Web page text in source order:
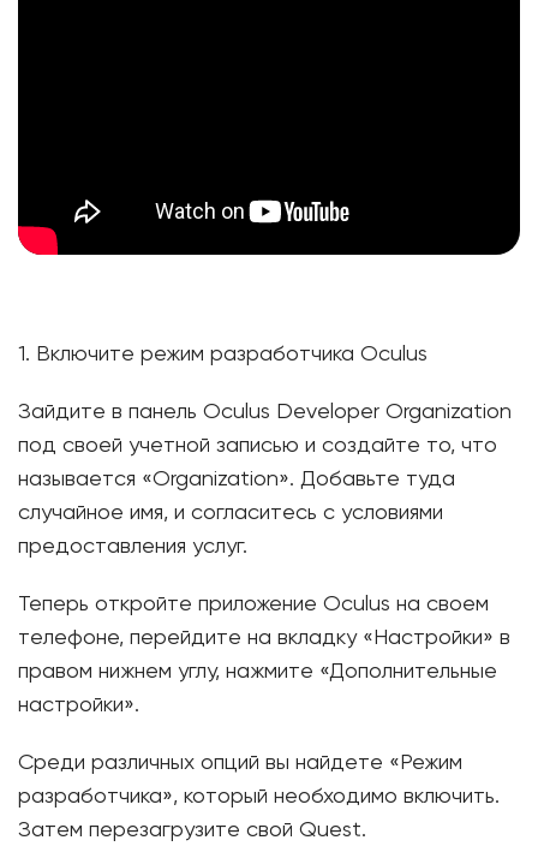
1. Включите режим разработчика Oculus
Зайдите в панель Oculus Developer Organization
под своей учетной записью и создайте то, что
называется «Organization». Добавьте туда
случайное имя, и согласитесь с условиями
предоставления услуг.
Теперь откройте приложение Oculus на своем
телефоне, перейдите на вкладку «Настройки» в
правом нижнем углу, нажмите «Дополнительные
настройки».
Среди различных опций вы найдете «Режим
разработчика», который необходимо включить.
Затем перезагрузите свой Quest.